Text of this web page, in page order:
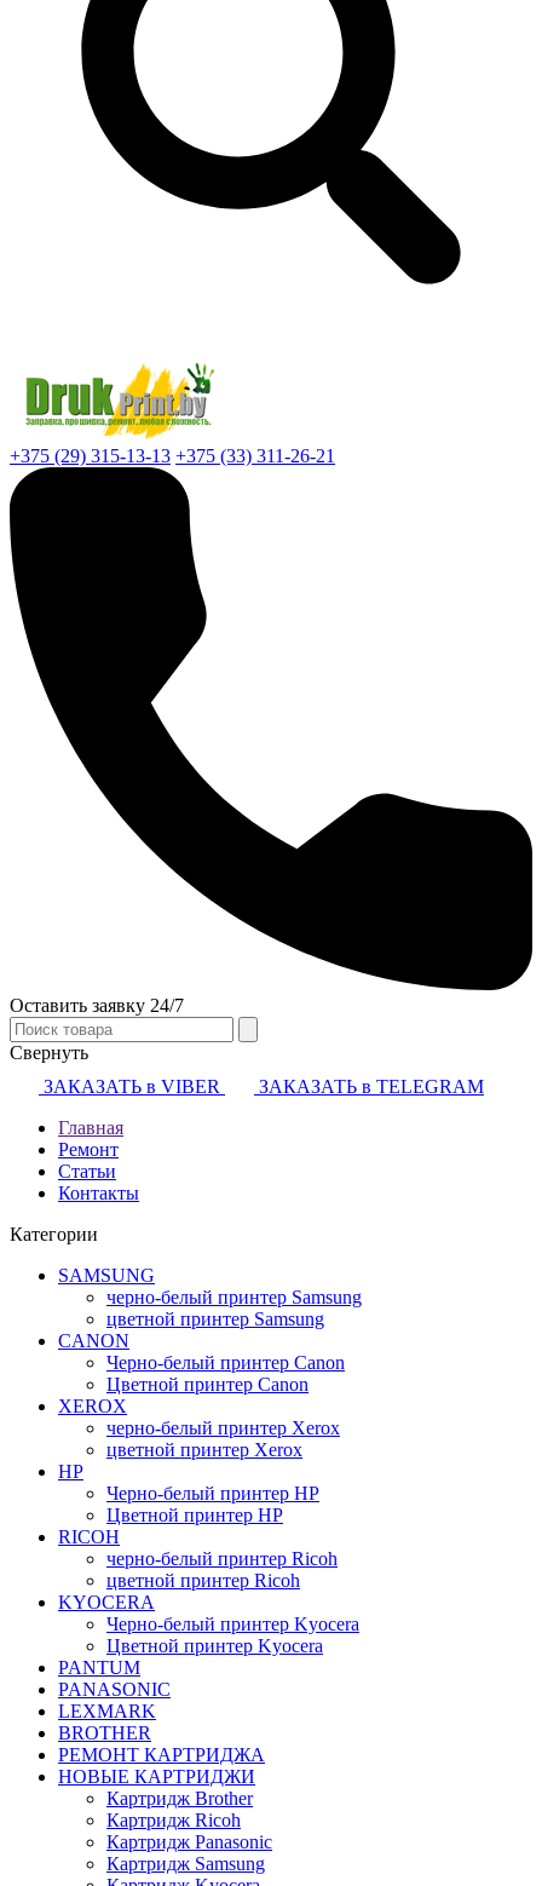
+375 (29) 315-13-13 +375 (33) 311-26-21
Оставить заявку 24/7
Свернуть
ЗАКАЗАТЬ в VIBER
ЗАКАЗАТЬ в TELEGRAM
Главная
Ремонт
Статьи
Контакты
Категории
SAMSUNG
черно-белый принтер Samsung
цветной принтер Samsung
CANON
Черно-белый принтер Canon
Цветной принтер Canon
XEROX
черно-белый принтер Xerox
цветной принтер Xerox
HP
Черно-белый принтер HP
Цветной принтер HP
RICOH
черно-белый принтер Ricoh
цветной принтер Ricoh
KYOCERA
Черно-белый принтер Kyocera
Цветной принтер Kyocera
PANTUM
PANASONIC
LEXMARK
BROTHER
РЕМОНТ КАРТРИДЖА
НОВЫЕ КАРТРИДЖИ
Картридж Brother
Картридж Ricoh
Картридж Panasonic
Картридж Samsung